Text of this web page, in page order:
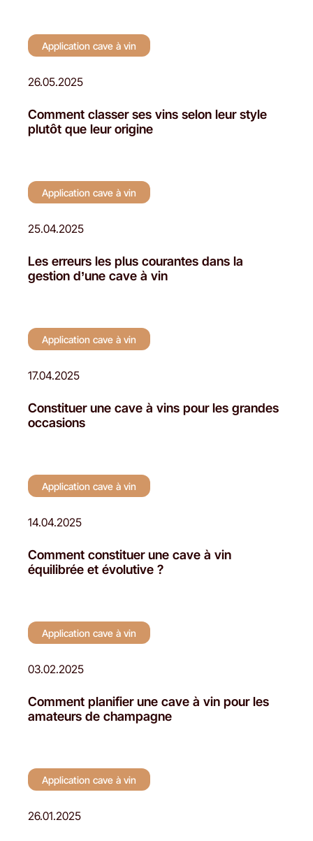
Application cave à vin
26.05.2025
Comment classer ses vins selon leur style
plutôt que leur origine
Application cave à vin
25.04.2025
Les erreurs les plus courantes dans la
gestion d’une cave à vin
Application cave à vin
17.04.2025
Constituer une cave à vins pour les grandes
occasions
Application cave à vin
14.04.2025
Comment constituer une cave à vin
équilibrée et évolutive ?
Application cave à vin
03.02.2025
Comment planifier une cave à vin pour les
amateurs de champagne
Application cave à vin
26.01.2025